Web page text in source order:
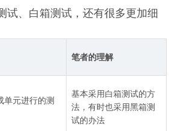
试、白箱测试，还有很多更加细
笔者的理解
单元进行的测
基本采用白箱测试的方
法，有时也采用黑箱测
试的办法